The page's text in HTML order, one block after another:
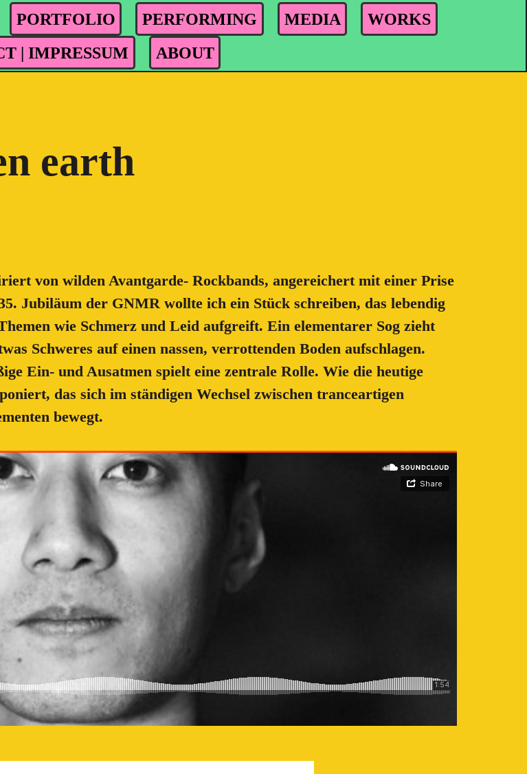
PORTFOLIO PERFORMING MEDIA
WORKS
| IMPRESSUM
ABOUT
earth
von wilden Avantgarde- Rockbands, angereichert mit einer Prise
Jubiläum der GNMR wollte ich ein Stück schreiben, das lebendig
wie Schmerz und Leid aufgreift. Ein elementarer Sog zieht
Schweres auf einen nassen, verrottenden Boden aufschlagen.
Ein- und Ausatmen spielt eine zentrale Rolle. Wie die heutige
das sich im ständigen Wechsel zwischen tranceartigen
bewegt.